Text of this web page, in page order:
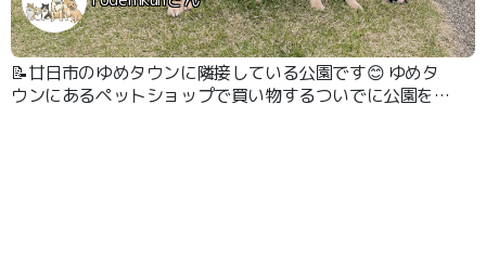
📝廿日市のゆめタウンに隣接している公園です😊 ゆめタ
ウンにあるペットショップで買い物するついでに公園をお